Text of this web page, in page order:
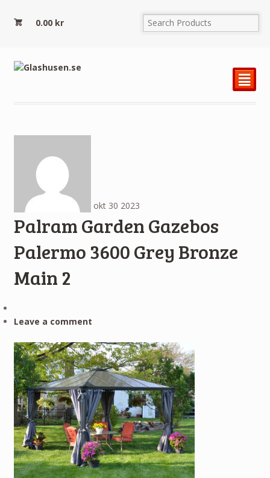
0.00 kr
²
okt 30 2023
Palram Garden Gazebos
Palermo 3600 Grey Bronze
Main 2
Leave a comment